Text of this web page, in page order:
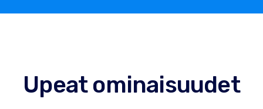
Upeat ominaisuudet